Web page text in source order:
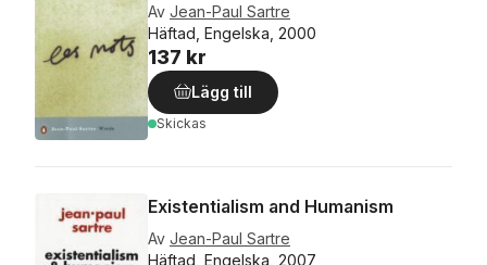
Av Jean-Paul Sartre
Häftad, Engelska, 2000
137 kr
Lägg till
Skickas
Existentialism and Humanism
Av Jean-Paul Sartre
Häftad, Engelska, 2007